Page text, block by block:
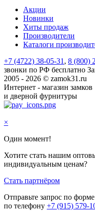
Акции
Новинки
Хиты продаж
Производители
Каталоги
+7 (4722) 38-05-31 , 8 (800)
звонки по РФ бесплатно
2005 - 2026 © zamok31.ru
Интернет - магазин замков
и дверной фурнитуры
×
Один момент!
Хотите стать нашим
индивидуальным ценам?
Стать партнёром
Отправьте запрос по
по телефону +7 (915) 579-